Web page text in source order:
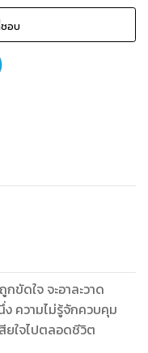
ชอบ
กขัดใจ จะอาละวาด
ความไม่รู้จักควบคุม
ยใจไปตลอดชีวิต